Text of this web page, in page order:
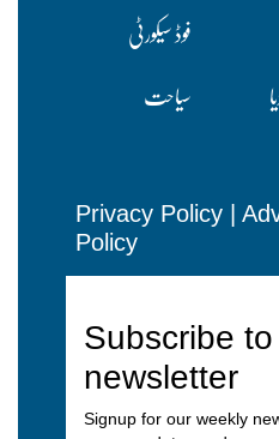
فوڈ سیکورٹی
سیاحت
Privacy Policy
Policy
Subscribe
newsletter
Signup for our weekly